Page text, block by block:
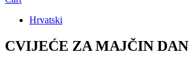
Hrvatski
CVIJEĆE ZA MAJČIN DAN